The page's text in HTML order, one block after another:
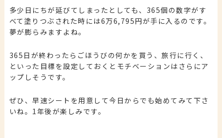
多少日にちが延びてしまったとしても、365個の数字がす
べて塗りつぶされた時には6万6,795円が手に入るのです。
夢が膨らみますよね。
365日が終わったらごほうびの何かを買う、旅行に行く、
といった目標を設定しておくとモチベーションはさらにア
ップしそうです。
ぜひ、早速シートを用意して今日からでも始めてみて下さ
いね。1年後が楽しみです。